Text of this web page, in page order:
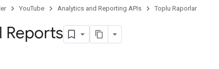
YouTube Analytics and Reporting APIs Toplu Raporlar
Reports